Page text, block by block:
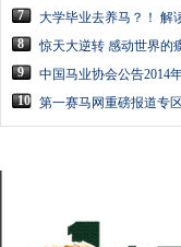
7
大学毕业去养马？！ 解
8
惊天大逆转 感动世界的
9
中国马业协会公告2014
10 第一赛马网重磅报道专区